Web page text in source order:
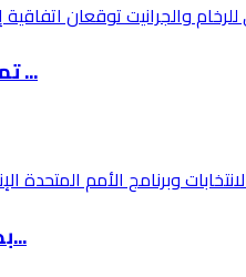
تمكين للتأمين وشركة العديلي للرخام والجرانيت ...
بدعم من الحكومة الكندية لجنة الانتخابات وبرنا...